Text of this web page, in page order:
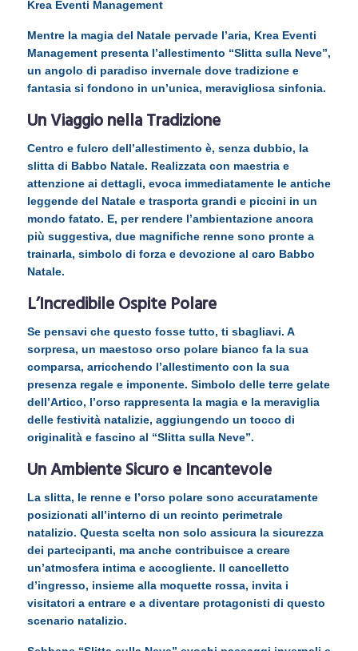
Krea Eventi Management
Mentre la magia del Natale pervade l’aria, Krea Eventi
Management presenta l’allestimento “Slitta sulla Neve”,
un angolo di paradiso invernale dove tradizione e
fantasia si fondono in un’unica, meravigliosa sinfonia.
Un Viaggio nella Tradizione
Centro e fulcro dell’allestimento è, senza dubbio, la
slitta di Babbo Natale. Realizzata con maestria e
attenzione ai dettagli, evoca immediatamente le antiche
leggende del Natale e trasporta grandi e piccini in un
mondo fatato. E, per rendere l’ambientazione ancora
più suggestiva, due magnifiche renne sono pronte a
trainarla, simbolo di forza e devozione al caro Babbo
Natale.
L’Incredibile Ospite Polare
Se pensavi che questo fosse tutto, ti sbagliavi. A
sorpresa, un maestoso orso polare bianco fa la sua
comparsa, arricchendo l’allestimento con la sua
presenza regale e imponente. Simbolo delle terre gelate
dell’Artico, l’orso rappresenta la magia e la meraviglia
delle festività natalizie, aggiungendo un tocco di
originalità e fascino al “Slitta sulla Neve”.
Un Ambiente Sicuro e Incantevole
La slitta, le renne e l’orso polare sono accuratamente
posizionati all’interno di un recinto perimetrale
natalizio. Questa scelta non solo assicura la sicurezza
dei partecipanti, ma anche contribuisce a creare
un’atmosfera intima e accogliente. Il cancelletto
d’ingresso, insieme alla moquette rossa, invita i
visitatori a entrare e a diventare protagonisti di questo
scenario natalizio.